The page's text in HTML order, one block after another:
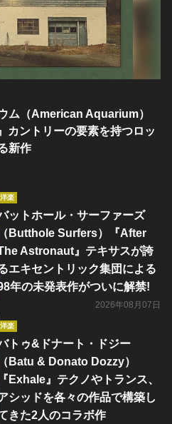
ム（American Aquarium）
カントリーの要素を持つロッ
新作
洋楽
ットホール・サーファーズ
（Butthole Surfers）『After
Astronaut』テキサスが誇
エキセントリック集団による
年の未発表作がついに解禁!
2026年08月07日
洋楽
トゥ&ドナート・ドジー
（Batu & Donato Dozzy）
『Exhale』テクノやトランス、
シッドを各々の作品で構築し
きた2人のコラボ作